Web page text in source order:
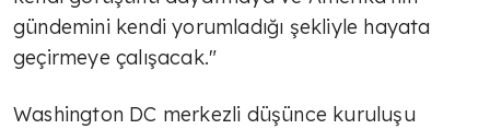
gündemini kendi yorumladığı şekliyle hayata
geçirmeye çalışacak."
Washington DC merkezli düşünce kuruluşu